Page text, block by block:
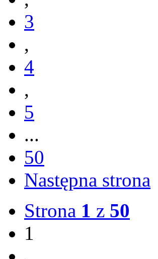
3
,
4
,
5
...
50
Następna strona
Strona 1 z 50
1